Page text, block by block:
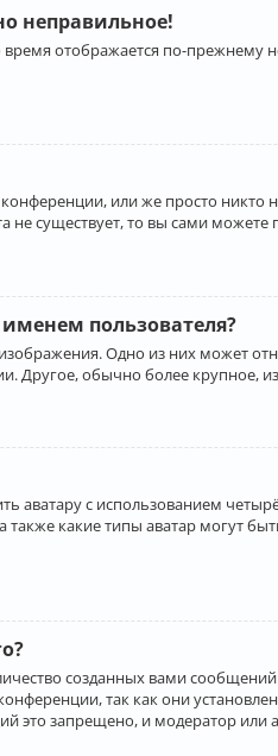
неправильное!
отображается по-прежнему
или же просто
не существует, то вы сами
пользователя?
Одно из них может
Другое, обычно более крупное,
с использованием
также какие типы аватар могут
созданных вами
так как они
это запрещено, и модератор